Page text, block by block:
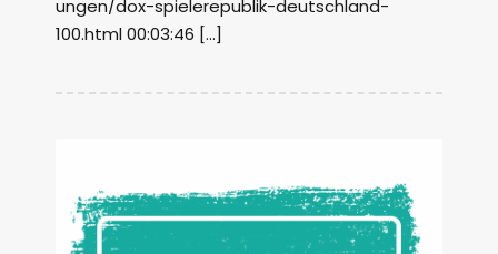
ungen/dox-spielerepublik-deutschland-
100.html 00:03:46 […]